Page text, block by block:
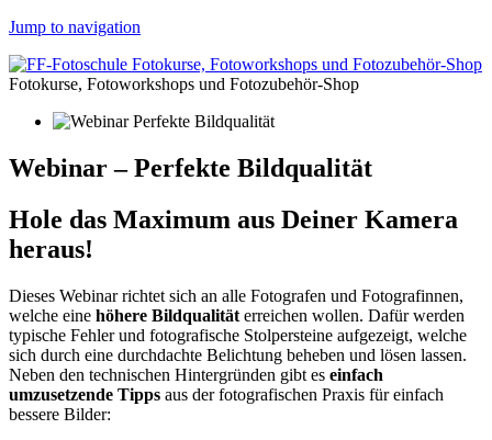
Jump to navigation
Fotokurse, Fotoworkshops und Fotozubehör-Shop
Webinar – Perfekte Bildqualität
Hole das Maximum aus Deiner Kamera
heraus!
Dieses Webinar richtet sich an alle Fotografen und Fotografinnen,
welche eine höhere Bildqualität erreichen wollen. Dafür werden
typische Fehler und fotografische Stolpersteine aufgezeigt, welche
sich durch eine durchdachte Belichtung beheben und lösen lassen.
Neben den technischen Hintergründen gibt es einfach
umzusetzende Tipps aus der fotografischen Praxis für einfach
bessere Bilder: